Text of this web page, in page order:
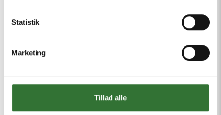
Statistik
Marketing
Tillad alle